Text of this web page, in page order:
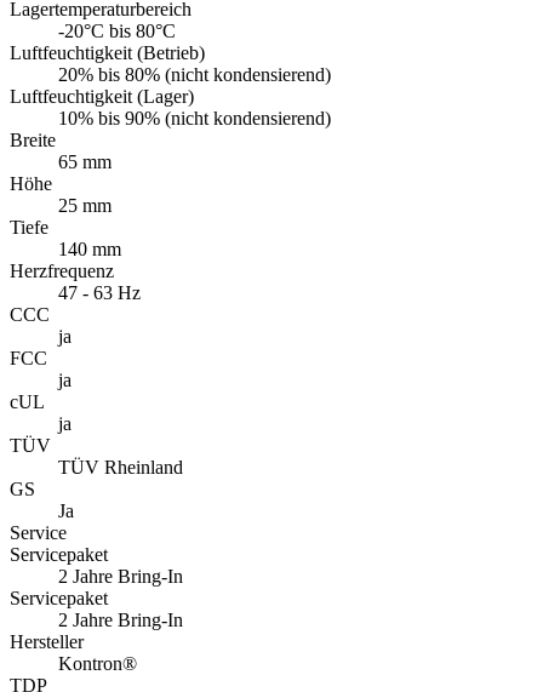
Lagertemperaturbereich
-20°C bis 80°C
Luftfeuchtigkeit (Betrieb)
20% bis 80% (nicht kondensierend)
Luftfeuchtigkeit (Lager)
10% bis 90% (nicht kondensierend)
Breite
65 mm
Höhe
25 mm
Tiefe
140 mm
Herzfrequenz
47 - 63 Hz
CCC
ja
FCC
ja
cUL
ja
TÜV
TÜV Rheinland
GS
Ja
Service
Servicepaket
2 Jahre Bring-In
Servicepaket
2 Jahre Bring-In
Hersteller
Kontron®
TDP